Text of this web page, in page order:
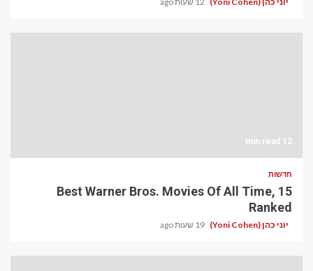
12 min read
חדשות
15 Best Warner Bros. Movies Of All Time,
Ranked
יוני כהן (Yoni Cohen) 19 שעות ago